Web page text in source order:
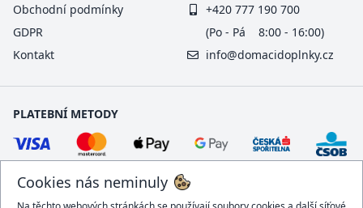
Cookies nás neminuly
Obchodní podmínky
GDPR
Kontakt
+420 777 190 700
(Po - Pá 8:00 - 16:00)
info@domacidoplnky.cz
PLATEBNÍ METODY